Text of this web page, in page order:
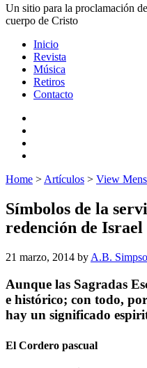
Un sitio para la proclamación
cuerpo de Cristo
Inicio
Revista
Música
Retiros
Contacto
Home > Artículos > View
Símbolos de la
redención de Israel
21 marzo, 2014 by A.B.
Aunque las Sagradas
e histórico; con todo,
hay un significado
El Cordero pascual